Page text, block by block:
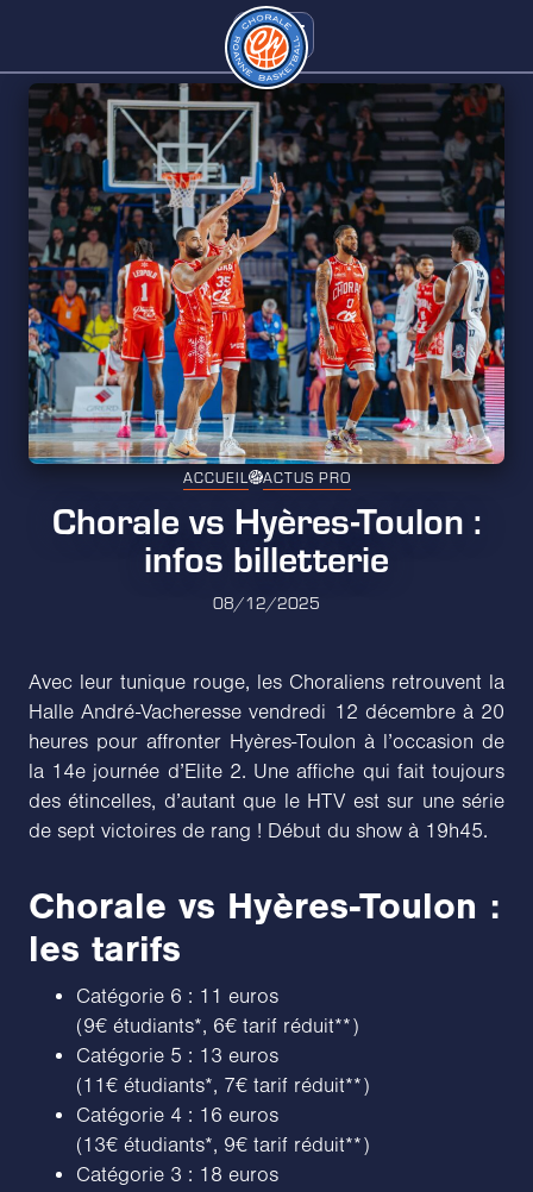
ACCUEIL ACTUS PRO
Chorale vs Hyères-Toulon :
infos billetterie
08/12/2025
Avec leur tunique rouge, les Choraliens retrouvent la
Halle André-Vacheresse vendredi 12 décembre à 20
heures pour affronter Hyères-Toulon à l’occasion de
la 14e journée d’Elite 2. Une affiche qui fait toujours
des étincelles, d’autant que le HTV est sur une série
de sept victoires de rang ! Début du show à 19h45.
Chorale vs Hyères-Toulon :
les tarifs
Catégorie 6 : 11 euros
(9€ étudiants*, 6€ tarif réduit**)
Catégorie 5 : 13 euros
(11€ étudiants*, 7€ tarif réduit**)
Catégorie 4 : 16 euros
(13€ étudiants*, 9€ tarif réduit**)
Catégorie 3 : 18 euros